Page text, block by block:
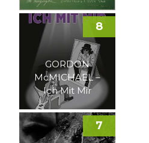
GORDON
McMICHAEL –
Ich Mit Mir
8
7